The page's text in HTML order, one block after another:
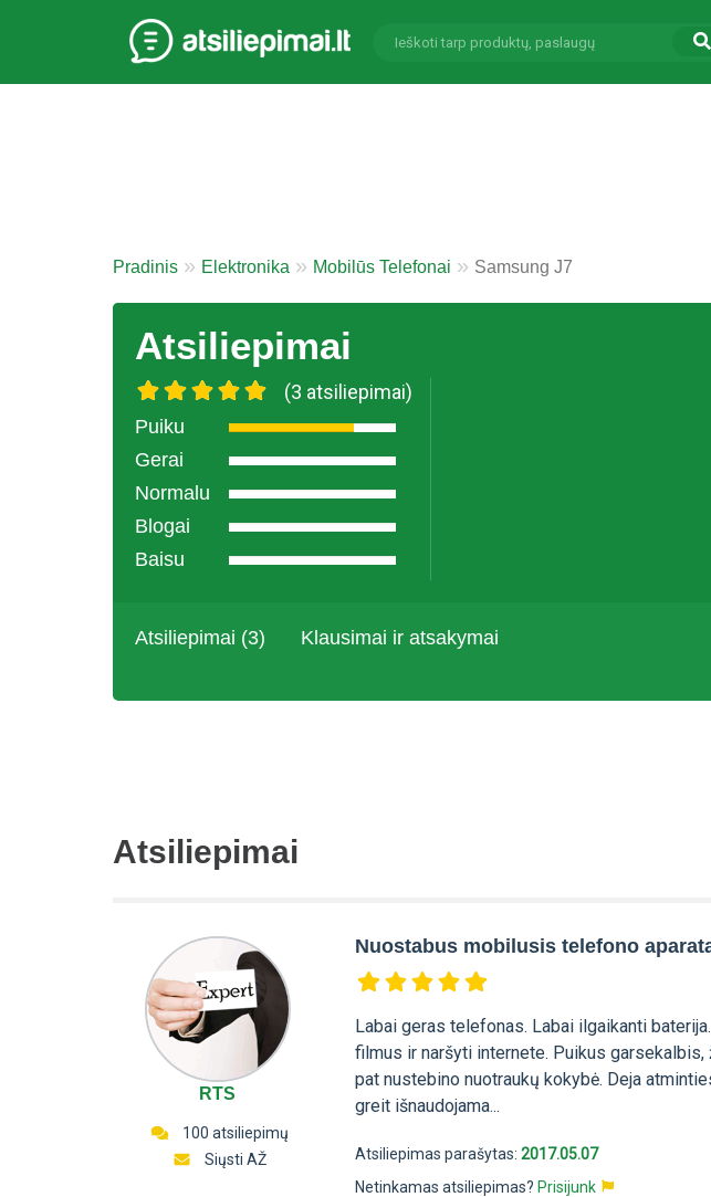
Pradinis Elektronika Mobilūs Telefonai Samsung J7
Atsiliepimai
(3 atsiliepimai)
Puiku
Gerai
Normalu
Blogai
Baisu
Atsiliepimai (3) Klausimai ir atsakymai
Atsiliepimai
RTS
100 atsiliepimų
Siųsti AŽ
Nuostabus mobilusis telefono
Labai geras telefonas. Labai ilgaikanti
filmus ir naršyti internete. Puikus
pat nustebino nuotraukų kokybė. Deja
greit išnaudojama...
Atsiliepimas parašytas:2017.05.07
Netinkamas atsiliepimas? Prisijunk